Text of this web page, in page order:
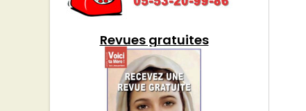
Revues gratuites